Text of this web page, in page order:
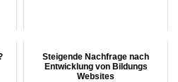
Steigende Nachfrage nach
Entwicklung von Bildungs
Websites